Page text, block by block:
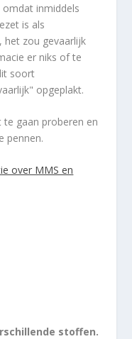
inmiddels
is als
het zou gevaarlijk
er niks of te
soort
opgeplakt.
gaan proberen en
pennen.
over MMS en
stoffen.